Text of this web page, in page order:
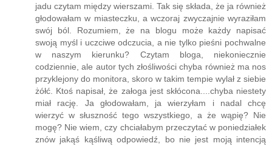
jadu czytam między wierszami. Tak się składa, że ja również
głodowałam w miasteczku, a wczoraj zwyczajnie wyraziłam
swój ból. Rozumiem, że na blogu może każdy napisać
swoją myśl i uczciwe odczucia, a nie tylko pieśni pochwalne
w naszym kierunku? Czytam bloga, niekoniecznie
codziennie, ale autor tych złośliwości chyba również ma nos
przyklejony do monitora, skoro w takim tempie wylał z siebie
żółć. Ktoś napisał, że załoga jest skłócona....chyba niestety
miał rację. Ja głodowałam, ja wierzyłam i nadal chcę
wierzyć w słuszność tego wszystkiego, a że wąpię? Nie
mogę? Nie wiem, czy chciałabym przeczytać w poniedziałek
znów jakąś kąśliwą odpowiedź, bo nie jest moją intencją